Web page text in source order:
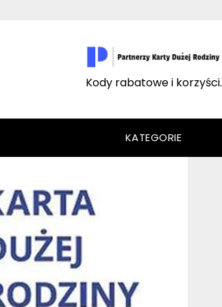
Kody rabatowe i korzyści.
KATEGORIE